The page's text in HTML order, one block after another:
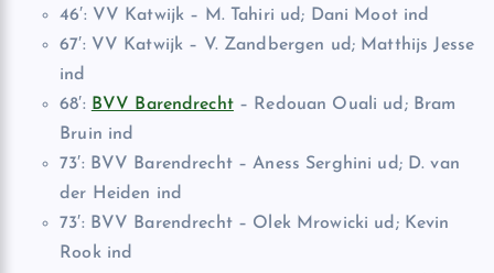
46′: VV Katwijk – M. Tahiri ud; Dani Moot ind
67′: VV Katwijk – V. Zandbergen ud; Matthijs Jesse
ind
68′: BVV Barendrecht– Redouan Ouali ud; Bram
Bruin ind
73′: BVV Barendrecht – Aness Serghini ud; D. van
der Heiden ind
73′: BVV Barendrecht – Olek Mrowicki ud; Kevin
Rook ind